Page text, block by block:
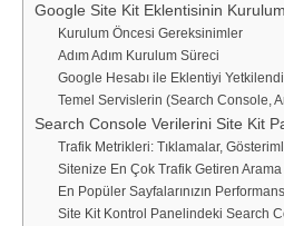
Google Site Kit Eklentisinin
Kurulum Öncesi Gereksinimler
Adım Adım Kurulum Süreci
Google Hesabı ile Eklentiyi
Temel Servislerin (Search Console,
Search Console Verilerini Site Kit
Trafik Metrikleri: Tıklamalar,
Sitenize En Çok Trafik Getiren Arama
En Popüler Sayfalarınızın
Site Kit Kontrol Panelindeki Search